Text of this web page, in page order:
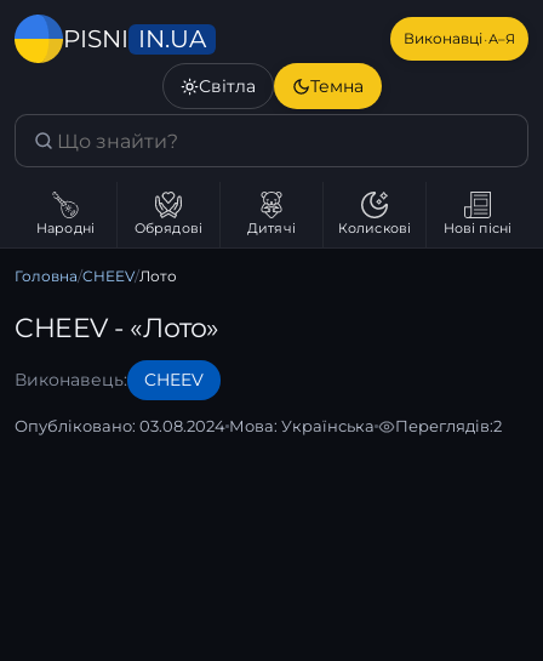
PISNI IN.UA Виконавці·А–Я
Світла Темна
Народні Обрядові Дитячі Колискові Нові пісні
Головна/CHEEV/Лото
CHEEV - «Лото»
Виконавець: CHEEV
Опубліковано: 03.08.2024 Мова: Українська Переглядів:2